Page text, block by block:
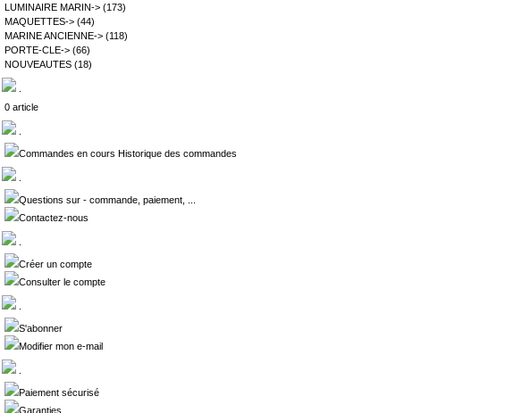
LUMINAIRE MARIN-> (173)
MAQUETTES-> (44)
MARINE ANCIENNE-> (118)
PORTE-CLE-> (66)
NOUVEAUTES (18)
0 article
Commandes en cours Historique des commandes
Questions sur - commande, paiement, ...
Contactez-nous
Créer un compte
Consulter le compte
S'abonner
Modifier mon e-mail
Paiement sécurisé
Garanties